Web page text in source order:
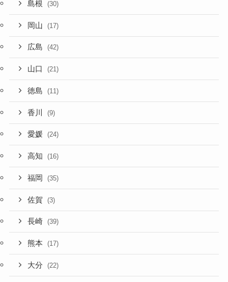
島根 (30)
岡山 (17)
広島 (42)
山口 (21)
徳島 (11)
香川 (9)
愛媛 (24)
高知 (16)
福岡 (35)
佐賀 (3)
長崎 (39)
熊本 (17)
大分 (22)